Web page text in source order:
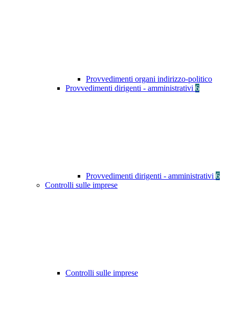
Provvedimenti organi indirizzo-politico
Provvedimenti dirigenti - amministrativi 6
Provvedimenti dirigenti - amministrativi 6
Controlli sulle imprese
Controlli sulle imprese